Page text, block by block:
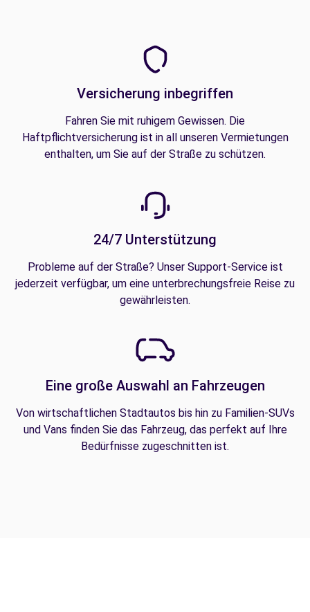
Versicherung inbegriffen
Fahren Sie mit ruhigem Gewissen. Die
Haftpflichtversicherung ist in all unseren Vermietungen
enthalten, um Sie auf der Straße zu schützen.
24/7 Unterstützung
Probleme auf der Straße? Unser Support-Service ist
jederzeit verfügbar, um eine unterbrechungsfreie Reise zu
gewährleisten.
Eine große Auswahl an Fahrzeugen
Von wirtschaftlichen Stadtautos bis hin zu Familien-SUVs
und Vans finden Sie das Fahrzeug, das perfekt auf Ihre
Bedürfnisse zugeschnitten ist.